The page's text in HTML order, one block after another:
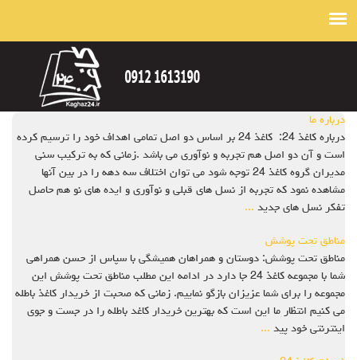
درباره ما
درباره کاغذ 24: کاغذ 24 بر اساس دو اصل تمامی اهداف خود را ترسیم کرده
است و آن دو اصل هم تجربه و نوآوری می باشد .زمانی که به ترکیب سنی
مدیران گروه کاغذ 24 توجه شود می توان اختلاف سه دهه را در بین آنها
مشاهده نمود که تجربه از نسل های قبلی و نوآوری و ایده های نو هم حاصل
تفکر نسل های جدید ...
مناطق تحت پوشش
مناطق تحت پوشش: دوستان و همراهان همیشگی با سپاس از حسن همراهی
شما با مجموعه کاغذ 24 جا دارد در ادامه این مطلب مناطق تحت پوشش این
مجموعه را برای شما عزیزان بازگو نماییم. زمانی که صحبت از خریدار کاغذ باطله
می کنیم انتظار ما این است که بهترین خریدار کاغد باطله را در جست و جوی
اینترنتی خود پید ...